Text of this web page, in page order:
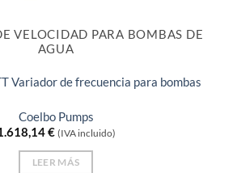
VELOCIDAD PARA BOMBAS DE
AGUA
Variador de frecuencia para bombas
Coelbo Pumps
€ (IVA incluido)
LEER MÁS